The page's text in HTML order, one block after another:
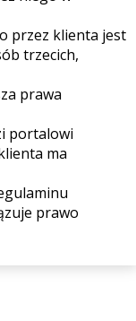
przez klienta jest
trzecich,
prawa
portalowi
ma
prawo